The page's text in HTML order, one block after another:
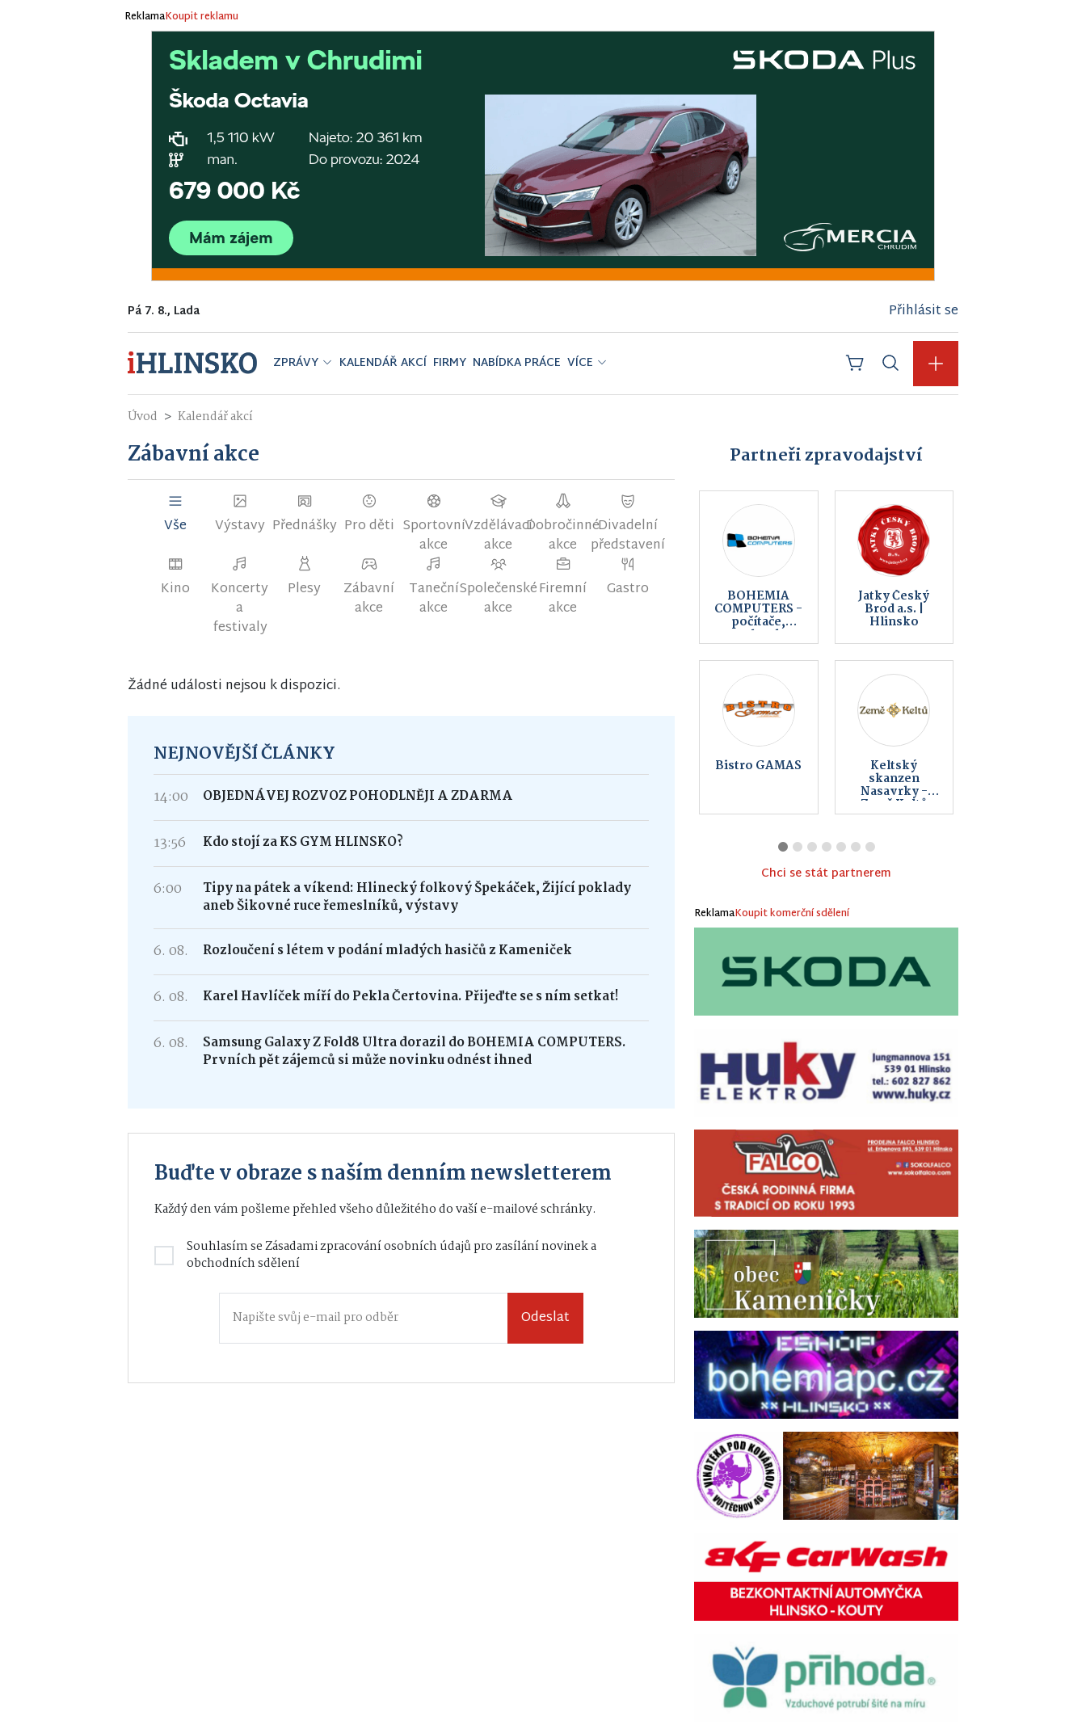
ReklamaKoupit reklamu
Pá 7. 8., Lada Přihlásit se
ZPRÁVY KALENDÁŘ AKCÍ FIRMY NABÍDKA PRÁCE VÍCE
Úvod Kalendář akcí
Zábavní akce
Vše Výstavy Přednášky Pro děti Sportovní
akce
Vzdělávací
akce
Dobročinné
akce
Divadelní
představení
Kino
Koncerty
a
festivaly
Plesy
Zábavní
akce
Taneční
akce
Společenské
akce
Firemní
akce
Gastro
Žádné události nejsou k dispozici.
NEJNOVĚJŠÍ ČLÁNKY
14:00 OBJEDNÁVEJ ROZVOZ POHODLNĚJI A ZDARMA
13:56 Kdo stojí za KS GYM HLINSKO?
6:00
Tipy na pátek a víkend: Hlinecký folkový Špekáček, Žijící poklady
aneb Šikovné ruce řemeslníků, výstavy
6. 08. Rozloučení s létem v podání mladých hasičů z Kameniček
6. 08. Karel Havlíček míří do Pekla Čertovina. Přijeďte se s ním setkat!
6. 08.
Samsung Galaxy Z Fold8 Ultra dorazil do BOHEMIA COMPUTERS.
Prvních pět zájemců si může novinku odnést ihned
Buďte v obraze s naším denním newsletterem
Každý den vám pošleme přehled všeho důležitého do vaší e-mailové schránky.
Souhlasím seZásadami zpracování osobních údajůpro zasílání novinek a
obchodních sdělení
Odeslat
Partneři zpravodajství
Peklo
Čertovina
Backer Elektro
CZ a.s., Backer
ELTOP s.r.o.
Vinotéka Pod SOKOL FALCO
s.r.o.
Chci se stát partnerem
ReklamaKoupit komerční sdělení